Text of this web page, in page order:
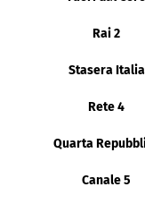
Rai 2
Stasera Italia
Rete 4
Quarta
Canale 5